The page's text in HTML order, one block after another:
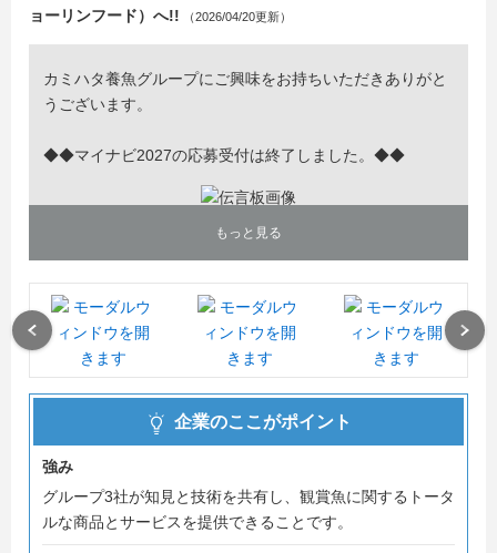
ョーリンフード）へ!! （2026/04/20更新）
カミハタ養魚グループにご興味をお持ちいただきありがと
うございます。
◆◆マイナビ2027の応募受付は終了しました。◆◆
もっと見る
企業のここがポイント
強み
グループ3社が知見と技術を共有し、観賞魚に関するトータ
ルな商品とサービスを提供できることです。